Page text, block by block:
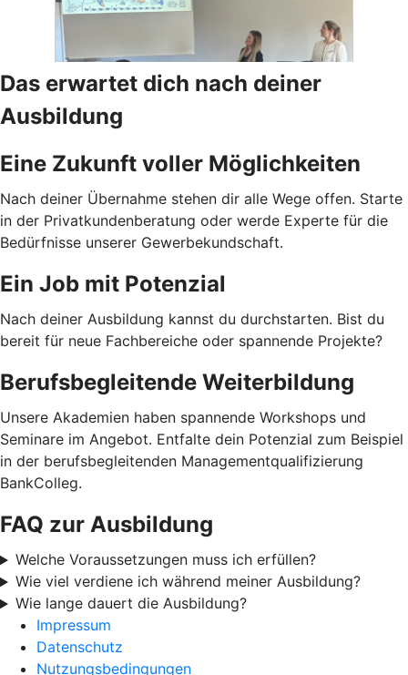
Das erwartet dich nach deiner
Ausbildung
Eine Zukunft voller Möglichkeiten
Nach deiner Übernahme stehen dir alle Wege offen. Starte
in der Privatkundenberatung oder werde Experte für die
Bedürfnisse unserer Gewerbekundschaft.
Ein Job mit Potenzial
Nach deiner Ausbildung kannst du durchstarten. Bist du
bereit für neue Fachbereiche oder spannende Projekte?
Berufsbegleitende Weiterbildung
Unsere Akademien haben spannende Workshops und
Seminare im Angebot. Entfalte dein Potenzial zum Beispiel
in der berufsbegleitenden Managementqualifizierung
BankColleg.
FAQ zur Ausbildung
Welche Voraussetzungen muss ich erfüllen?
Wie viel verdiene ich während meiner Ausbildung?
Wie lange dauert die Ausbildung?
Impressum
Datenschutz
Nutzungsbedingungen